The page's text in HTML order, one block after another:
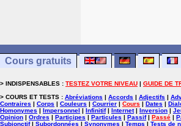
Cours gratuits
> INDISPENSABLES : TESTEZ VOTRE NIVEAU | GUIDE DE
> COURS ET TESTS : Abréviations | Accords | Adjectifs |
Contraires | Corps | Couleurs | Courrier | Cours | Dates |
Homonymes | Impersonnel | Infinitif| Internet| Inversion |
Opinion | Ordres | Participes | Particules | Passif| Passé |
Subjonctif| Subordonnées | Synonymes | Temps | Tests de